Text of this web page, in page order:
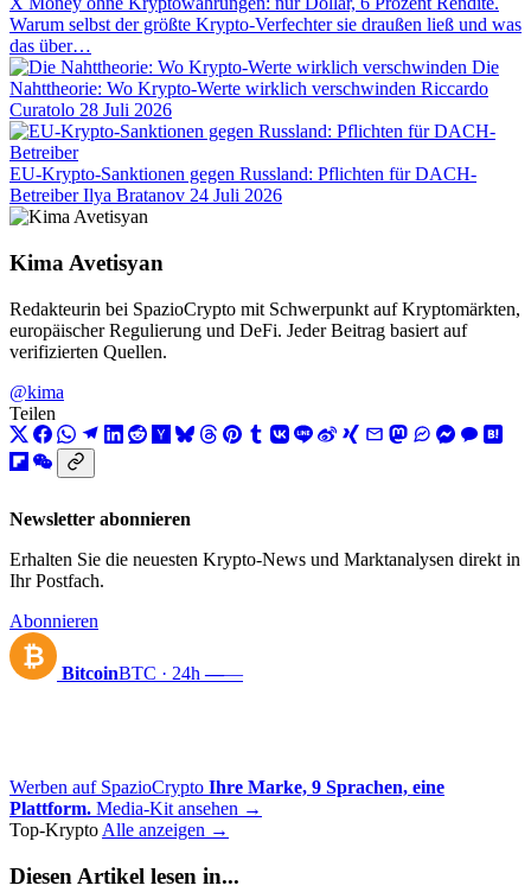
Warum selbst der größte Krypto-Verfechter sie draußen ließ und was
das über…
Die
Nahttheorie: Wo Krypto-Werte wirklich verschwinden Riccardo
Curatolo 28 Juli 2026
EU-Krypto-Sanktionen gegen Russland: Pflichten für DACH-
Betreiber Ilya Bratanov 24 Juli 2026
Kima Avetisyan
Redakteurin bei SpazioCrypto mit Schwerpunkt auf Kryptomärkten,
europäischer Regulierung und DeFi. Jeder Beitrag basiert auf
verifizierten Quellen.
@kima
Teilen
Newsletter abonnieren
Erhalten Sie die neuesten Krypto-News und Marktanalysen direkt in
Ihr Postfach.
Abonnieren
₿
BitcoinBTC · 24h ——
Werben auf SpazioCrypto Ihre Marke, 9 Sprachen, eine
Plattform. Media-Kit ansehen →
Top-KryptoAlle anzeigen →
Diesen Artikel lesen in...